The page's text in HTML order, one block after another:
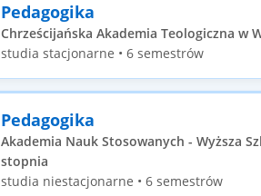
Pedagogika
Chrześcijańska Akademia Teologiczna w
studia stacjonarne • 6 semestrów
Pedagogika
Akademia Nauk Stosowanych - Wyższa
stopnia
studia niestacjonarne • 6 semestrów